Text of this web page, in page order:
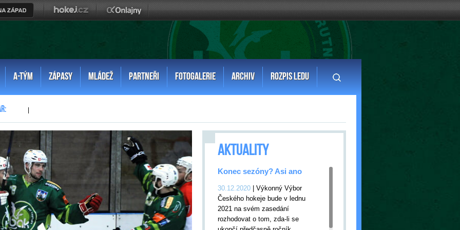
A-TÝM ZÁPASY MLÁDEŽ PARTNEŘI FOTOGALERIE ARCHIV ROZPIS LEDU
AKTUALITY
Konec sezóny? Asi ano
30.12.2020 | Výkonný Výbor
Českého hokeje bude v lednu
2021 na svém zasedání
rozhodovat o tom, zda-li se